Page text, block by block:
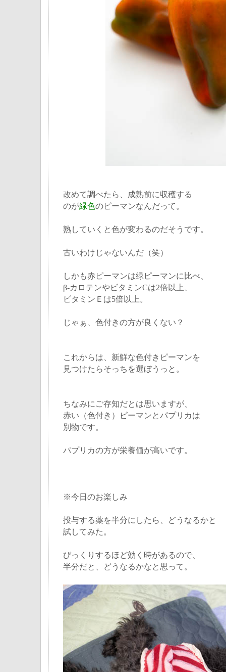
改めて調べたら、成熟前に収穫する
のが緑色のピーマンなんだって。
熟していくと色が変わるのだそうです。
古いわけじゃないんだ（笑）
しかも赤ピーマンは緑ピーマンに比べ、
β-カロテンやビタミンCは2倍以上、
ビタミンＥは5倍以上。
じゃぁ、色付きの方が良くない？
これからは、新鮮な色付きピーマンを
見つけたらそっちを選ぼうっと。
ちなみにご存知だとは思いますが、
赤い（色付き）ピーマンとパプリカは
別物です。
パプリカの方が栄養価が高いです。
※今日のお楽しみ
投与する薬を半分にしたら、どうなるかと
試してみた。
びっくりするほど効く時があるので、
半分だと、どうなるかなと思って。